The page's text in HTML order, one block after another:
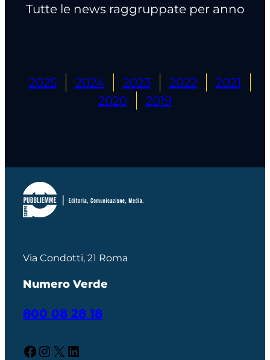
Tutte le news raggruppate per anno
2025 2024 2023 2022
2021
2020
2019
Via Condotti, 21 Roma
Numero Verde
800 08 28 18
Facebook Instagram X LinkedIn